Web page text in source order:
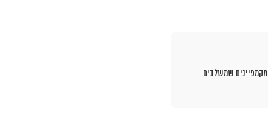
בממוצע, אבל שיעור ההמרה שלהם נמוך ב-18% מקמפיינים שמשלבים